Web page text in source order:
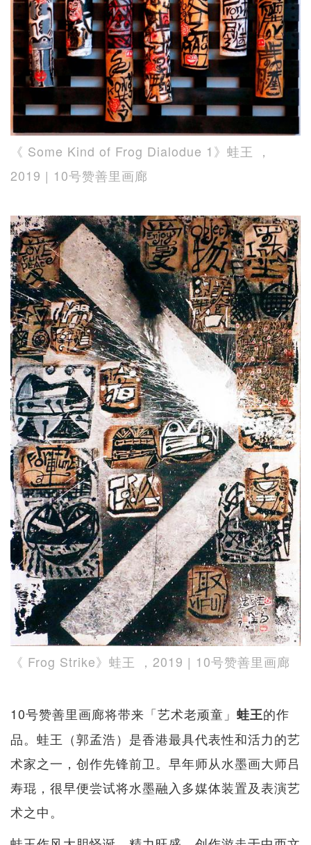
《 Some Kind of Frog Dialodue 1》蛙王 ，
2019 | 10号赞善里画廊
《 Frog Strike》蛙王 ，2019 | 10号赞善里画廊
10号赞善里画廊将带来「艺术老顽童」 蛙王的作
品。蛙王（郭孟浩）是香港最具代表性和活力的艺
术家之一，创作先锋前卫。早年师从水墨画大师吕
寿琨，很早便尝试将水墨融入多媒体装置及表演艺
术之中。